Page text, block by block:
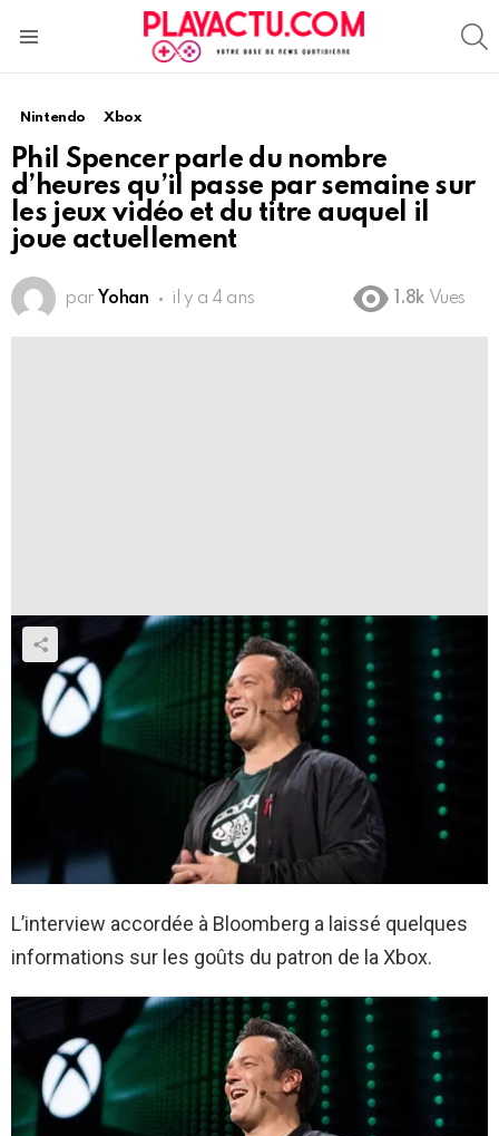
Nintendo Xbox
Phil Spencer parle du nombre
d’heures qu’il passe par semaine sur
les jeux vidéo et du titre auquel il
joue actuellement
par Yohan il y a 4 ans 1.8k Vues
L’interview accordée à Bloomberg a laissé quelques
informations sur les goûts du patron de la Xbox.